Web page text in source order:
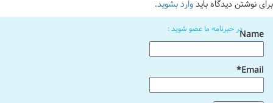
برای نوشتن دیدگاه بایدوارد بشوید.
در خبرنامه ما عضو شوید :Name
Email*